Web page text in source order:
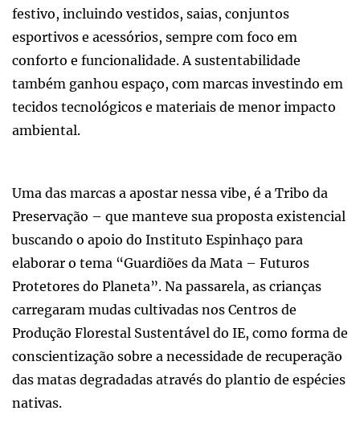
festivo, incluindo vestidos, saias, conjuntos
esportivos e acessórios, sempre com foco em
conforto e funcionalidade. A sustentabilidade
também ganhou espaço, com marcas investindo em
tecidos tecnológicos e materiais de menor impacto
ambiental.
Uma das marcas a apostar nessa vibe, é a Tribo da
Preservação – que manteve sua proposta existencial
buscando o apoio do Instituto Espinhaço para
elaborar o tema “Guardiões da Mata – Futuros
Protetores do Planeta”. Na passarela, as crianças
carregaram mudas cultivadas nos Centros de
Produção Florestal Sustentável do IE, como forma de
conscientização sobre a necessidade de recuperação
das matas degradadas através do plantio de espécies
nativas.